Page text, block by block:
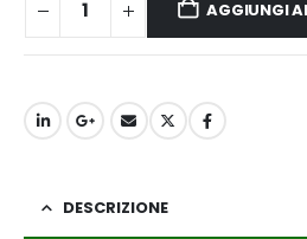
AGGIUNGI
DESCRIZIONE